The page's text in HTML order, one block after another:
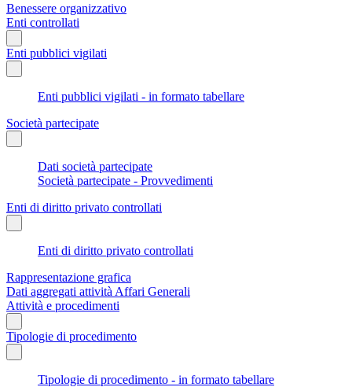
Benessere organizzativo
Enti controllati
Enti pubblici vigilati
Enti pubblici vigilati - in formato tabellare
Società partecipate
Dati società partecipate
Società partecipate - Provvedimenti
Enti di diritto privato controllati
Enti di diritto privato controllati
Rappresentazione grafica
Dati aggregati attività Affari Generali
Attività e procedimenti
Tipologie di procedimento
Tipologie di procedimento - in formato tabellare